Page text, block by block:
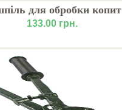
для обробки копит
133.00 грн.